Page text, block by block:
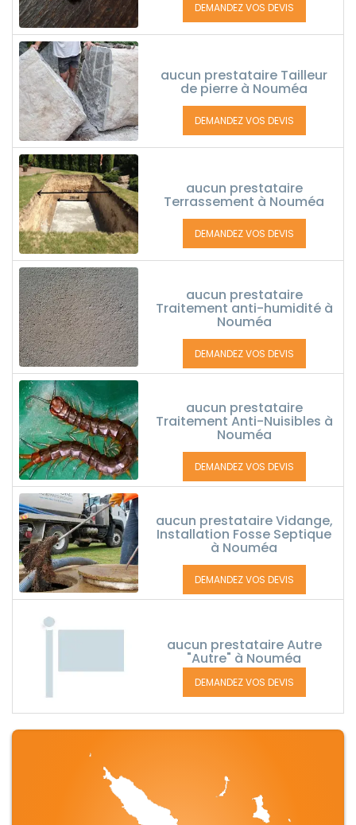
DEMANDEZ VOS DEVIS
aucun prestataire Tailleur
de pierre à Nouméa
DEMANDEZ VOS DEVIS
aucun prestataire
Terrassement à Nouméa
DEMANDEZ VOS DEVIS
aucun prestataire
Traitement anti-humidité à
Nouméa
DEMANDEZ VOS DEVIS
aucun prestataire
Traitement Anti-Nuisibles à
Nouméa
DEMANDEZ VOS DEVIS
aucun prestataire Vidange,
Installation Fosse Septique
à Nouméa
DEMANDEZ VOS DEVIS
aucun prestataire Autre
"Autre" à Nouméa
DEMANDEZ VOS DEVIS